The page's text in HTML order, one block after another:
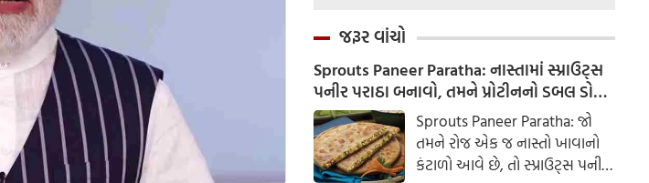
જરૂર વાંચો
Sprouts Paneer Paratha: નાસ્તામાં સ્પ્રાઉટ્સ
પનીર પરાઠા બનાવો, તમને પ્રોટીનનો ડબલ ડોઝ
મળશે
Sprouts Paneer Paratha: જો
તમને રોજ એક જ નાસ્તો ખાવાનો
કંટાળો આવે છે, તો સ્પ્રાઉટ્સ પનીર